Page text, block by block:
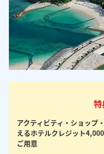
アクティビティ・ショップ
えるホテルクレジット
ご用意